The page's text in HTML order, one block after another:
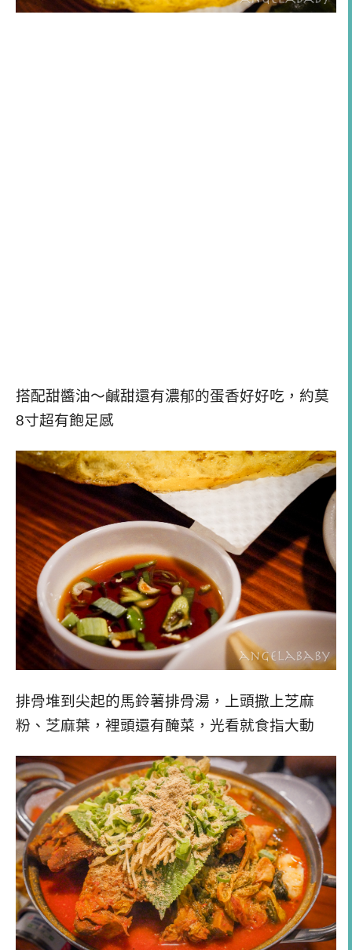
搭配甜醬油～鹹甜還有濃郁的蛋香好好吃，約莫
8寸超有飽足感
排骨堆到尖起的馬鈴薯排骨湯，上頭撒上芝麻
粉、芝麻葉，裡頭還有醃菜，光看就食指大動